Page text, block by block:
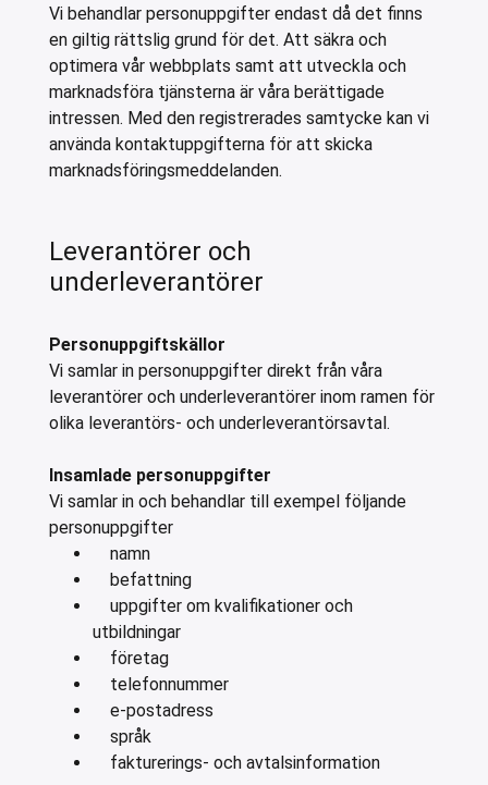
Vi behandlar personuppgifter endast då det finns
en giltig rättslig grund för det. Att säkra och
optimera vår webbplats samt att utveckla och
marknadsföra tjänsterna är våra berättigade
intressen. Med den registrerades samtycke kan vi
använda kontaktuppgifterna för att skicka
marknadsföringsmeddelanden.
Leverantörer och
underleverantörer
Personuppgiftskällor
Vi samlar in personuppgifter direkt från våra
leverantörer och underleverantörer inom ramen för
olika leverantörs- och underleverantörsavtal.
Insamlade personuppgifter
Vi samlar in och behandlar till exempel följande
personuppgifter
namn
befattning
uppgifter om kvalifikationer och
utbildningar
företag
telefonnummer
e-postadress
språk
fakturerings- och avtalsinformation